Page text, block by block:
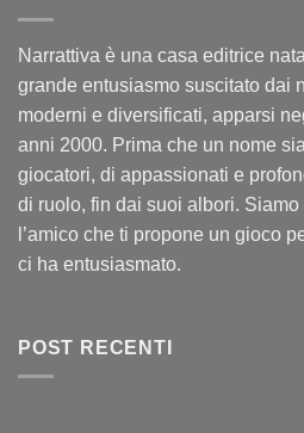
Narrattiva è una casa editrice
grande entusiasmo suscitato dai
moderni e diversificati, apparsi
anni 2000. Prima che un nome
giocatori, di appassionati e
di ruolo, fin dai suoi albori.
l’amico che ti propone un gioco
ci ha entusiasmato.
POST RECENTI